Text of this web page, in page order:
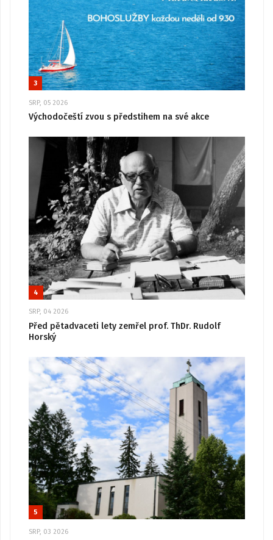
3
SRP, 05 2026
Východočeští zvou s předstihem na své akce
4
SRP, 04 2026
Před pětadvaceti lety zemřel prof. ThDr. Rudolf
Horský
5
SRP, 03 2026